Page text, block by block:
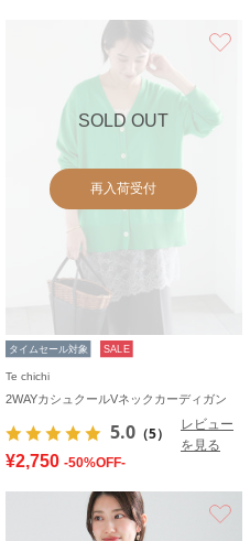
SOLD OUT
再入荷受付
タイムセール対象 SALE
Te chichi
2WAYカシュクールVネックカーディガン
5.0 （5）
レビュー
を見る
¥2,750 -50%OFF-